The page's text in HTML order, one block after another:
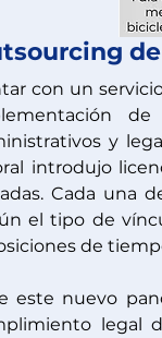
con un
y
introdujo
Cada una
el tipo de
de
este nuevo
legal